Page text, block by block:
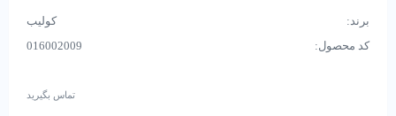
برند:
کولیب
کد محصول:
016002009
تماس بگیرید